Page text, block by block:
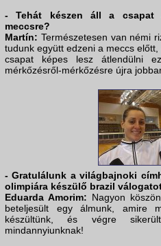
- Tehát készen áll a csapat
meccsre?
Martín: Természetesen van némi
tudunk együtt edzeni a meccs
csapat képes lesz átlendülni
mérkőzésről-mérkőzésre újra
- Gratulálunk a világbajnoki
olimpiára készülő brazil
Eduarda Amorim: Nagyon
beteljesült egy álmunk, amire
készültünk, és végre
mindannyiunknak!